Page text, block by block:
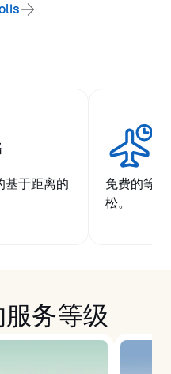
基于距离的
免费的等
松。
务等级